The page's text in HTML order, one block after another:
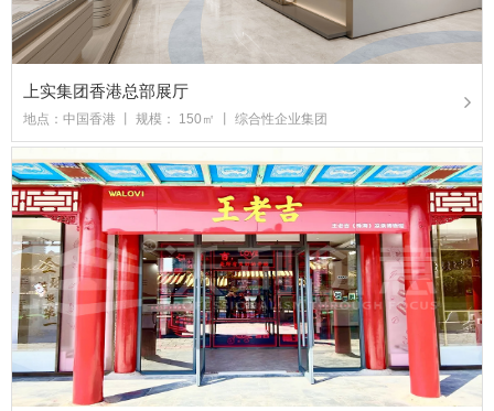
上实集团香港总部展厅
地点：中国香港 丨 规模： 150㎡ 丨 综合性企业集团